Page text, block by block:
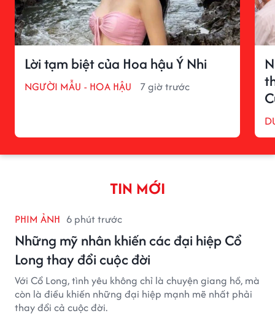
Lời tạm biệt của Hoa hậu Ý Nhi
NGƯỜI MẪU - HOA HẬU 7 giờ trước
TIN MỚI
PHIM ẢNH 6 phút trước
Những mỹ nhân khiến các đại hiệp Cổ
Long thay đổi cuộc đời
Với Cổ Long, tình yêu không chỉ là chuyện giang hồ, mà
còn là điều khiến những đại hiệp mạnh mẽ nhất phải
thay đổi cả cuộc đời.